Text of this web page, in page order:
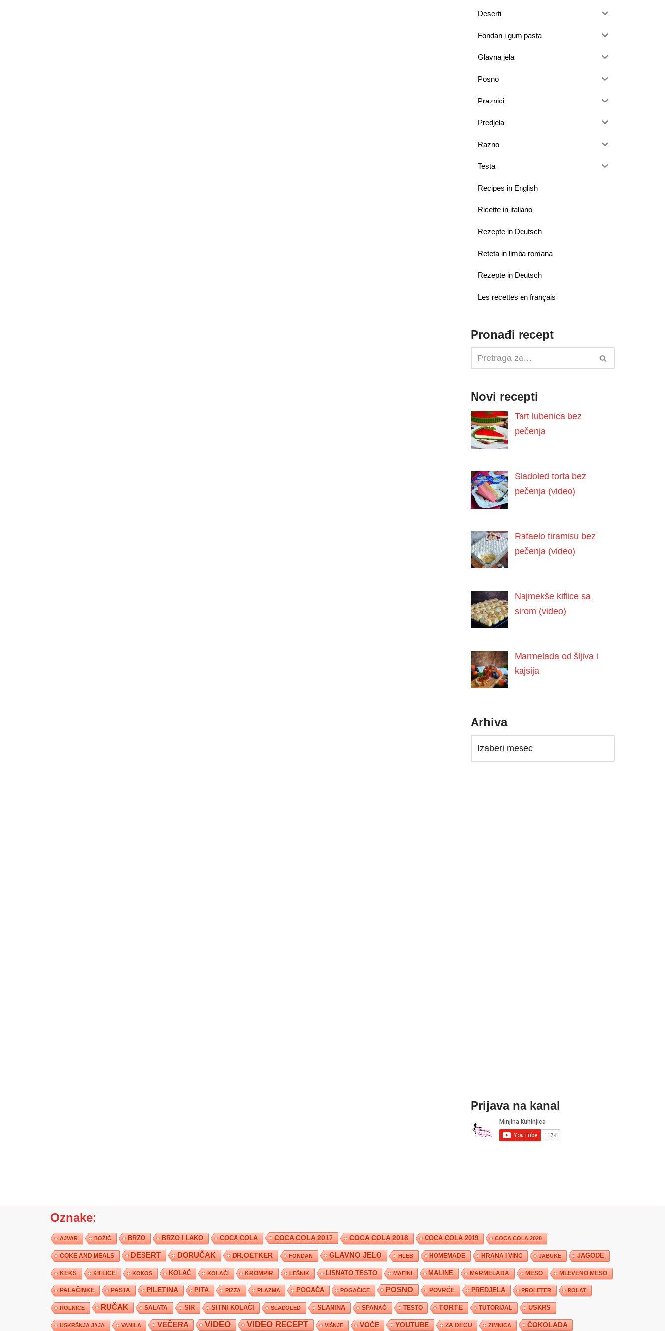
Deserti
Fondan i gum pasta
Glavna jela
Posno
Praznici
Predjela
Razno
Testa
Recipes in English
Ricette in italiano
Rezepte in Deutsch
Reteta in limba romana
Rezepte in Deutsch
Les recettes en français
Pronađi recept
Novi recepti
Tart lubenica bez
pečenja
Sladoled torta bez
pečenja (video)
Rafaelo tiramisu bez
pečenja (video)
Najmekše kiflice sa
sirom (video)
Marmelada od šljiva i
kajsija
Arhiva
Prijava na kanal
Oznake:
AJVAR BOŽIĆ BRZO BRZO I LAKO COCA COLA COCA COLA 2017 COCA COLA 2018 COCA COLA 2019 COCA COLA 2020
COKE AND MEALS DESERT DORUČAK DR.OETKER FONDAN GLAVNO JELO HLEB HOMEMADE HRANA I VINO JABUKE JAGODE
KEKS KIFLICE KOKOS KOLAČ KOLAČI KROMPIR LEŠNIK LISNATO TESTO MAFINI MALINE MARMELADA MESO MLEVENO MESO
PALAČINKE PASTA PILETINA PITA PIZZA PLAZMA POGAČA POGAČICE POSNO POVRĆE PREDJELA PROLETER ROLAT
ROLNICE RUČAK SALATA SIR SITNI KOLAČI SLADOLED SLANINA SPANAĆ TESTO TORTE TUTORIJAL USKRS
USKRŠNJA JAJA VANILA VEČERA VIDEO VIDEO RECEPT VIŠNJE VOĆE YOUTUBE ZA DECU ZIMNICA ČOKOLADA